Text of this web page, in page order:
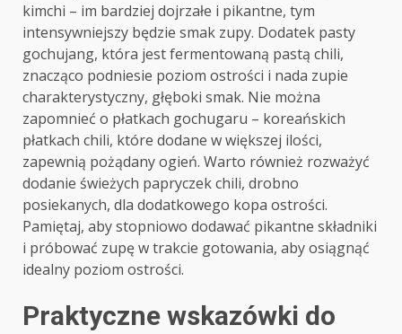
kimchi – im bardziej dojrzałe i pikantne, tym
intensywniejszy będzie smak zupy. Dodatek pasty
gochujang, która jest fermentowaną pastą chili,
znacząco podniesie poziom ostrości i nada zupie
charakterystyczny, głęboki smak. Nie można
zapomnieć o płatkach gochugaru – koreańskich
płatkach chili, które dodane w większej ilości,
zapewnią pożądany ogień. Warto również rozważyć
dodanie świeżych papryczek chili, drobno
posiekanych, dla dodatkowego kopa ostrości.
Pamiętaj, aby stopniowo dodawać pikantne składniki
i próbować zupę w trakcie gotowania, aby osiągnąć
idealny poziom ostrości.
Praktyczne wskazówki do